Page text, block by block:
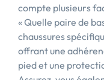
compte plusieurs
« Quelle paire de
chaussures
offrant une
pied et une